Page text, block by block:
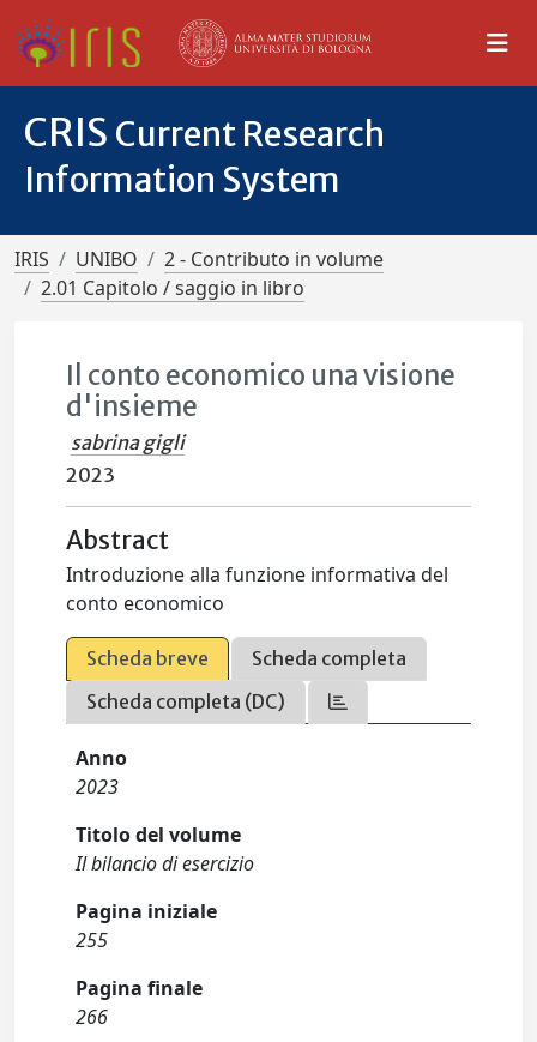
CRIS Current Research
Information System
IRIS UNIBO
2 - Contributo in volume
2.01 Capitolo / saggio in libro
Il conto economico una visione
d'insieme
sabrina gigli
2023
Abstract
Introduzione alla funzione informativa del
conto economico
Scheda breve
Scheda completa
Scheda completa (DC)
Anno
2023
Titolo del volume
Il bilancio di esercizio
Pagina iniziale
255
Pagina finale
266